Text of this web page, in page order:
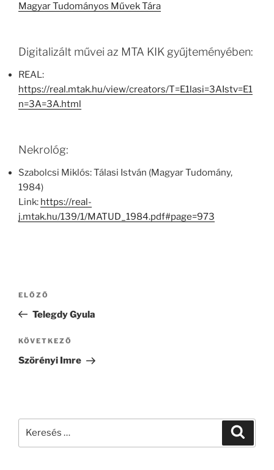
Magyar Tudományos Művek Tára
Digitalizált művei az MTA KIK gyűjteményében:
REAL:
https://real.mtak.hu/view/creators/T=E1lasi=3AIstv=E1
n=3A=3A.html
Nekrológ:
Szabolcsi Miklós: Tálasi István (Magyar Tudomány,
1984)
Link: https://real-
j.mtak.hu/139/1/MATUD_1984.pdf#page=973
Bejegyzés
Korábbi
bejegyzés
ELŐZŐ
Telegdy Gyula
Következő
bejegyzés
KÖVETKEZŐ
Szörényi Imre